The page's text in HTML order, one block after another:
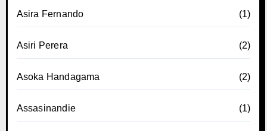
Asira Fernando (1)
Asiri Perera (2)
Asoka Handagama (2)
Assasinandie (1)